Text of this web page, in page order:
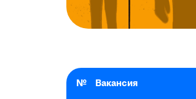
№ Вакансия